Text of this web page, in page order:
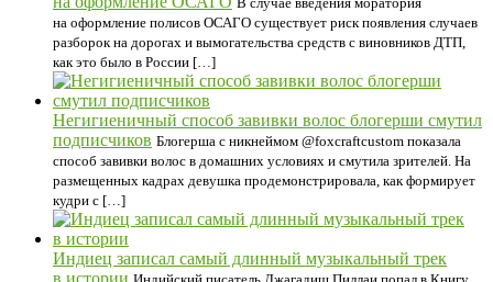
на оформление полисов ОСАГО существует риск появления случаев
разборок на дорогах и вымогательства средств с виновников ДТП,
как это было в России […]
Негигиеничный способ завивки волос блогерши смутил
подписчиков Блогерша с никнеймом @foxcraftcustom показала
способ завивки волос в домашних условиях и смутила зрителей. На
размещенных кадрах девушка продемонстрировала, как формирует
кудри с […]
Индиец записал самый длинный музыкальный трек
в истории